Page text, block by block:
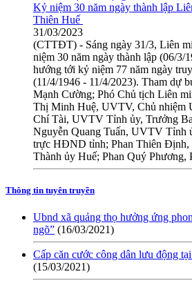
Kỷ niệm 30 năm ngày thành lập
Thiên Huế
31/03/2023
(CTTĐT) - Sáng ngày 31/3, Liên
niệm 30 năm ngày thành lập (06/3/
hướng tới kỷ niệm 77 năm ngày
(11/4/1946 - 11/4/2023). Tham dự
Mạnh Cường; Phó Chủ tịch Liên
Thị Minh Huệ, UVTV, Chủ nhiệm
Chí Tài, UVTV Tỉnh ủy, Trưởng
Nguyễn Quang Tuấn, UVTV Tỉnh
trực HĐND tỉnh; Phan Thiên
Thành ủy Huế; Phan Quý
Thông tin tuyên truyền
Ubnd xã quảng thọ hưởng ứng
ngõ” (16/03/2021)
Cấp căn cước công dân lưu động
(15/03/2021)